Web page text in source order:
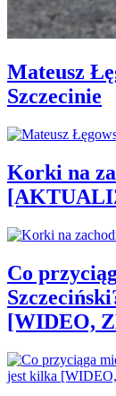
Mateusz
Szczecinie
Korki na
Co
[WIDEO,